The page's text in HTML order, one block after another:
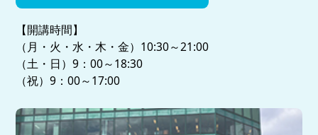
【開講時間】
（月・火・水・木・金）10:30～21:00
（土・日）9：00～18:30
（祝）9：00～17:00